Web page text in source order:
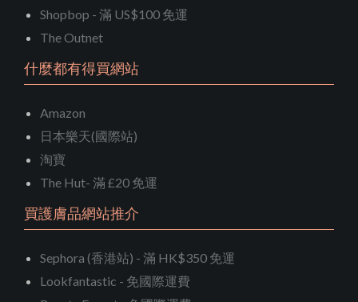
Shopbop - 滿 US$100 免運
The Outnet
什麼都有得買網站
Amazon
日本樂天(國際站)
淘寶
The Hut- 滿 £20 免運
買護膚品網站推介
Sephora (香港站) - 滿 HK$350 免運
Lookfantastic - 免國際運費